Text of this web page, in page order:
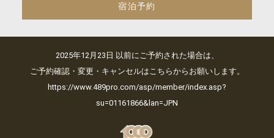
宿泊予約
2025年12月23日 以前にご予約された場合は、
ご予約確認・変更・キャンセルはこちらからお願いします。
https://www.489pro.com/asp/member/index.asp?
su=01161866&lan=JPN